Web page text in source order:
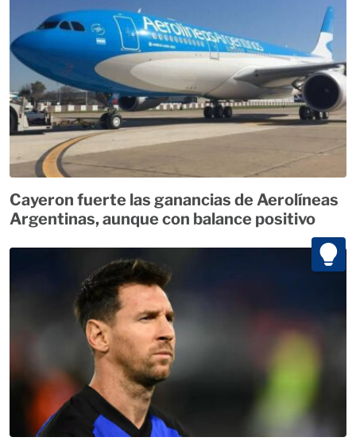
Cayeron fuerte las ganancias de Aerolíneas
Argentinas, aunque con balance positivo